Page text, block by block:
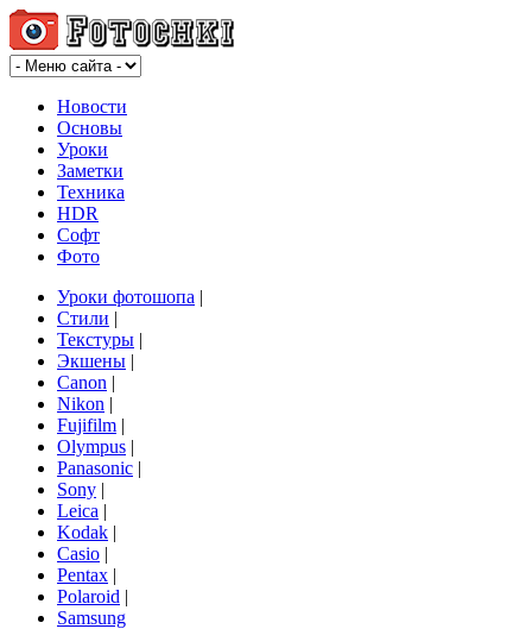
Новости
Основы
Уроки
Заметки
Техника
HDR
Софт
Фото
Уроки фотошопа |
Стили |
Текстуры |
Экшены |
Canon |
Nikon |
Fujifilm |
Olympus |
Panasonic |
Sony |
Leica |
Kodak |
Casio |
Pentax |
Polaroid |
Samsung